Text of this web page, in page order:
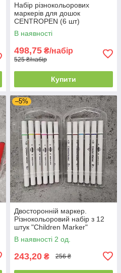
Набір різнокольорових
маркерів для дошок
CENTROPEN (6 шт)
В наявності
498,75 ₴/набір
525 ₴/набір
Купити
–5%
Двосторонній маркер.
Різнокольоровий набір з 12
штук "Children Marker"
В наявності 2 од.
243,20 ₴ 256 ₴